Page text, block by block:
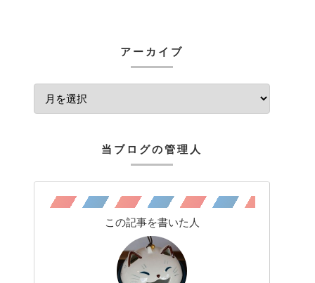
アーカイブ
当ブログの管理人
この記事を書いた人